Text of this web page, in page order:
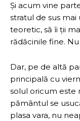
Și acum vine
stratul de sus mai
teoretic, să îi ții
rădăcinile fine.
Dar, pe de altă
principală cu
solul oricum este
pământul se
plasa vara, nu